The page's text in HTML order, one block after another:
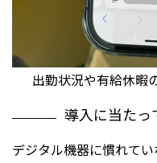
出勤状況や有給休暇
導入に当たっ
デジタル機器に慣れて